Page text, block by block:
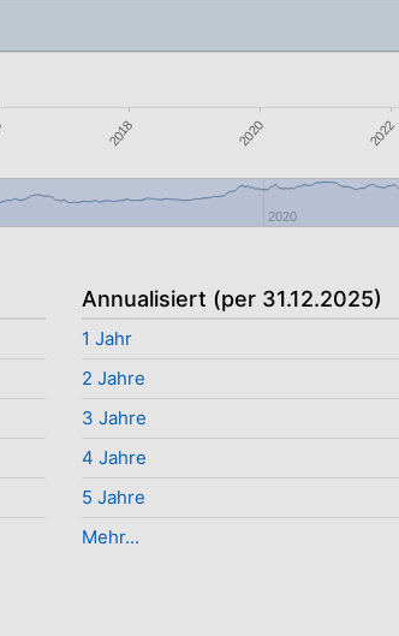
2018 2020 2022
2020
Annualisiert (per 31.12.2025)
1 Jahr
2 Jahre
3 Jahre
4 Jahre
5 Jahre
Mehr...